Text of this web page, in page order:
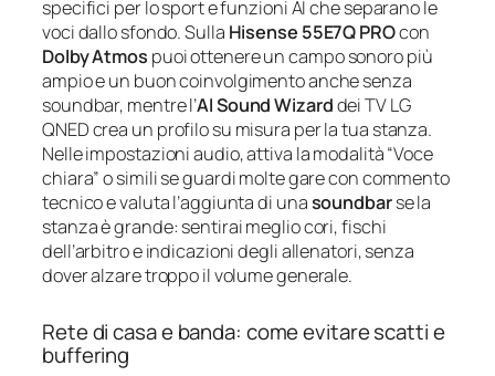
specifici per lo sport e funzioni AI che separano le
voci dallo sfondo. Sulla Hisense 55E7Q PROcon
Dolby Atmos puoi ottenere un campo sonoro più
ampio e un buon coinvolgimento anche senza
soundbar, mentre l’AI Sound Wizarddei TV LG
QNED crea un profilo su misura per la tua stanza.
Nelle impostazioni audio, attiva la modalità “Voce
chiara” o simili se guardi molte gare con commento
tecnico e valuta l’aggiunta di unasoundbarse la
stanza è grande: sentirai meglio cori, fischi
dell’arbitro e indicazioni degli allenatori, senza
dover alzare troppo il volume generale.
Rete di casa e banda: come evitare scatti e
buffering